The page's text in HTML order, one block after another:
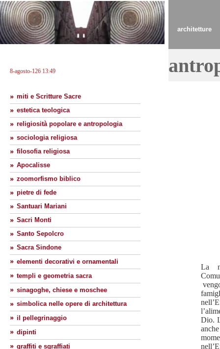
8-agosto-126 13:49
miti e Scritture Sacre
estetica teologica
religiosità popolare e antropologia
sociologia religiosa
filosofia religiosa
Apocalisse
zoomorfismo biblico
pietre di fede
Santuari Mariani
Sacri Monti
Santo Sepolcro
Sacra Sindone
elementi decorativi e ornamentali
templi e geometria sacra
sinagoghe, chiese e moschee
simbolica nelle opere di architettura
il pellegrinaggio
dipinti
graffiti e sgraffiati
architetture
La
Dio.